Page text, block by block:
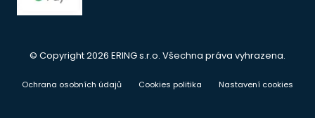
© Copyright 2026 ERING s.r.o. Všechna práva vyhrazena.
Ochrana osobních údajů Cookies politika Nastavení cookies